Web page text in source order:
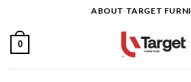
ABOUT TARGET
0